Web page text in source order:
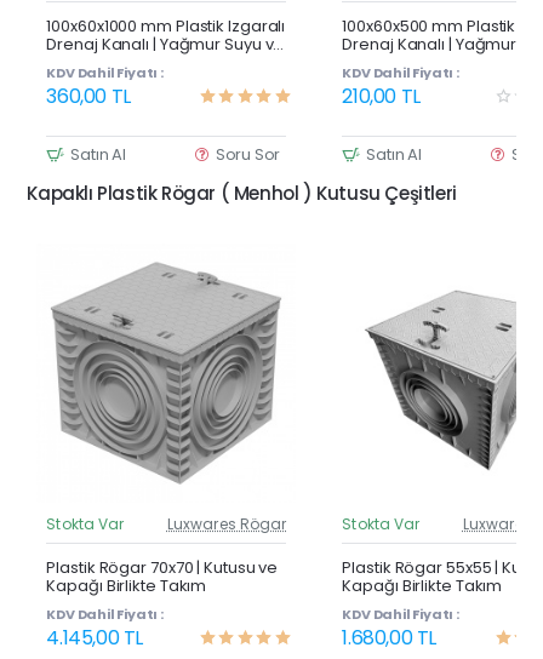
Çok Satan
100x60x1000 mm Plastik Izgaralı
Drenaj Kanalı | Yağmur Suyu ve
Havuz Kenarı Oluğu
KDV Dahil Fiyatı :
360,00 TL
Satın Al Soru Sor
100x60x500 mm Plastik
Drenaj Kanalı | Yağmur
Havuz Kenarı Oluğu
KDV Dahil Fiyatı :
210,00 TL
Satın Al
Kapaklı Plastik Rögar ( Menhol ) Kutusu Çeşitleri
Güncel Fiyat
Yeni Ürün
Stokta Var Luxwares Rögar
Plastik Rögar 70x70 | Kutusu ve
Kapağı Birlikte Takım
KDV Dahil Fiyatı :
4.145,00 TL
Stokta Var Luxwares
Plastik Rögar 55x55 |
Kapağı Birlikte Takım
KDV Dahil Fiyatı :
1.680,00 TL